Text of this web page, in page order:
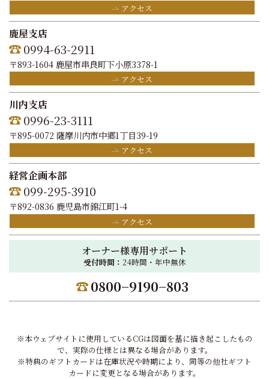
アクセス
鹿屋支店
0994-63-2911
〒893-1604 鹿屋市串良町下小原3378-1
アクセス
川内支店
0996-23-3111
〒895-0072 薩摩川内市中郷1丁目39-19
アクセス
経営企画本部
099-295-3910
〒892-0836 鹿児島市錦江町1-4
アクセス
オーナー様専用サポート
受付時間： 24時間・年中無休
0800−9190−803
※本ウェブサイトに使用しているCGは図面を基に描き起こしたもの
で、実際の仕様とは異なる場合があります。
※特典のギフトカードは在庫状況や時期により、同等の他社ギフト
カードに変更となる場合があります。